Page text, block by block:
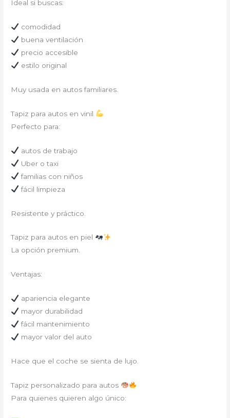
Ideal si buscas:
comodidad
buena ventilación
precio accesible
estilo original
Muy usada en autos familiares.
Tapiz para autos en vinil
Perfecto para:
autos de trabajo
Uber o taxi
familias con niños
fácil limpieza
Resistente y práctico.
Tapiz para autos en piel
La opción premium.
Ventajas:
apariencia elegante
mayor durabilidad
fácil mantenimiento
mayor valor del auto
Hace que el coche se sienta de lujo.
Tapiz personalizado para autos
Para quienes quieren algo único: